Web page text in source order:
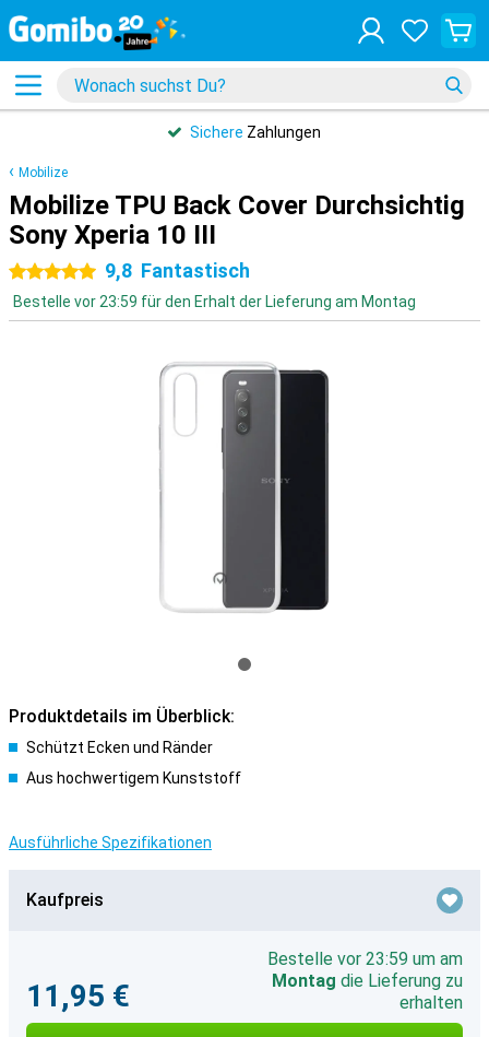
Sichere Zahlungen
Mobilize
Mobilize TPU Back Cover Durchsichtig
Sony Xperia 10 III
5 Sterne9,8 Fantastisch
Bestelle vor 23:59 für den Erhalt der Lieferung am Montag
Produktdetails im Überblick:
Schützt Ecken und Ränder
Aus hochwertigem Kunststoff
Ausführliche Spezifikationen
Kaufpreis
11,95 €
Bestelle vor 23:59 um am
Montag die Lieferung zu
erhalten